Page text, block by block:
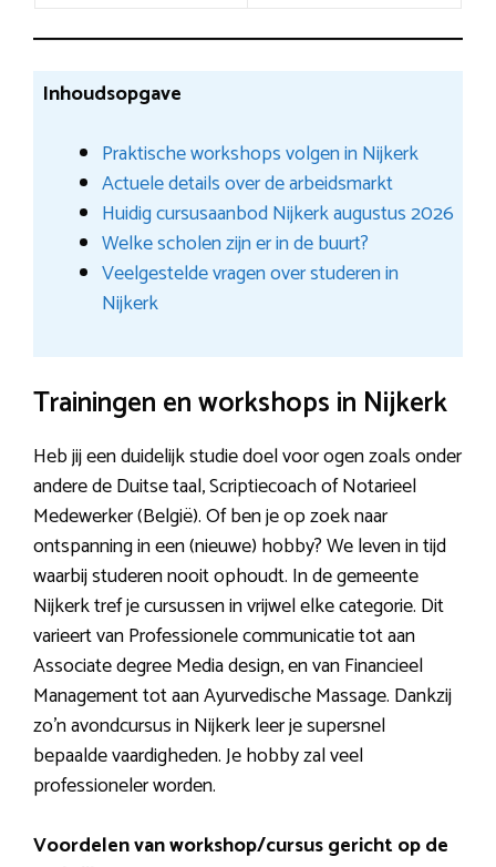
Inhoudsopgave
Praktische workshops volgen in Nijkerk
Actuele details over de arbeidsmarkt
Huidig cursusaanbod Nijkerk augustus 2026
Welke scholen zijn er in de buurt?
Veelgestelde vragen over studeren in
Nijkerk
Trainingen en workshops in Nijkerk
Heb jij een duidelijk studie doel voor ogen zoals onder
andere de Duitse taal, Scriptiecoach of Notarieel
Medewerker (België). Of ben je op zoek naar
ontspanning in een (nieuwe) hobby? We leven in tijd
waarbij studeren nooit ophoudt. In de gemeente
Nijkerk tref je cursussen in vrijwel elke categorie. Dit
varieert van Professionele communicatie tot aan
Associate degree Media design, en van Financieel
Management tot aan Ayurvedische Massage. Dankzij
zo’n avondcursus in Nijkerk leer je supersnel
bepaalde vaardigheden. Je hobby zal veel
professioneler worden.
Voordelen van workshop/cursus gericht op de